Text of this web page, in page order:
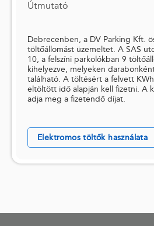
Útmutató
Debrecenben, a DV Parking Kft.
töltőállomást üzemeltet. A SAS
10, a felszíni parkolókban 9
kihelyezve, melyeken
található. A töltésért a felvett
eltöltött idő alapján kell fizetni. A
adja meg a fizetendő díjat.
Elektromos töltők használata